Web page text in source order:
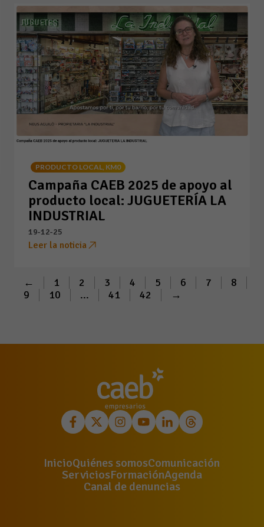
PRODUCTO LOCAL, KM0
Campaña CAEB 2025 de apoyo al
producto local: JUGUETERÍA LA
INDUSTRIAL
19-12-25
Leer la noticia
← 1 2 3 4 5 6 7
8
9
10 ... 41 42 →
InicioQuiénes somosComunicación
ServiciosFormaciónAgenda
Canal de denuncias